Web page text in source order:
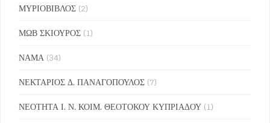
ΜΥΡΙΟΒΙΒΛΟΣ (2)
ΜΩΒ ΣΚΙΟΥΡΟΣ (1)
ΝΑΜΑ (34)
ΝΕΚΤΑΡΙΟΣ Δ. ΠΑΝΑΓΟΠΟΥΛΟΣ (7)
ΝΕΟΤΗΤΑ Ι. Ν. ΚΟΙΜ. ΘΕΟΤΟΚΟΥ ΚΥΠΡΙΑΔΟΥ (1)